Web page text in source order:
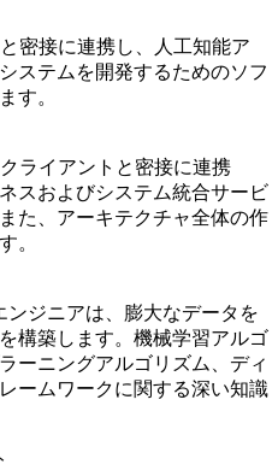
密接に連携し、人工知能ア
ステムを開発するためのソフ
す。
ライアントと密接に連携
スおよびシステム統合サービ
た、アーキテクチャ全体の作
。
ジニアは、膨大なデータを
構築します。機械学習アルゴ
ーニングアルゴリズム、ディ
ームワークに関する深い知識